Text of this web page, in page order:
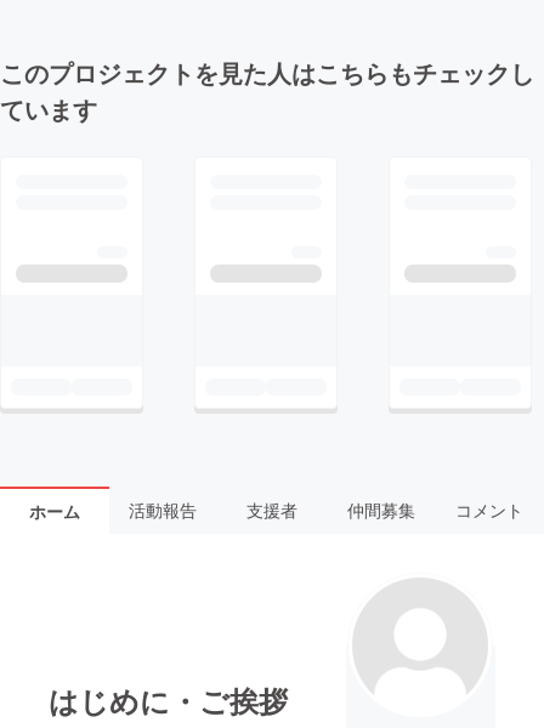
このプロジェクトを見た人はこちらもチェックし
ています
ホーム 活動報告 支援者 仲間募集 コメント
はじめに・ご挨拶